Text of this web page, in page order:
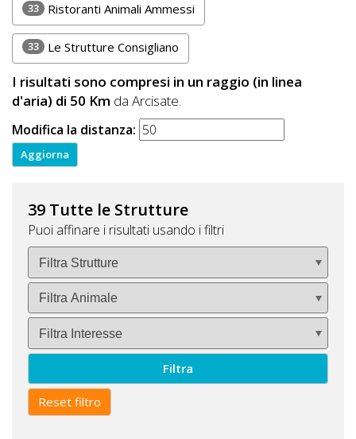
33 Ristoranti Animali Ammessi
33 Le Strutture Consigliano
I risultati sono compresi in un raggio (in linea
d'aria) di 50 Km da Arcisate.
Modifica la distanza:
39 Tutte le Strutture
Puoi affinare i risultati usando i filtri
Filtra
Reset filtro